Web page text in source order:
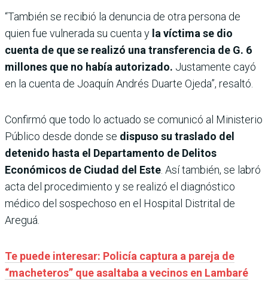
“También se recibió la denuncia de otra persona de
quien fue vulnerada su cuenta y la víctima se dio
cuenta de que se realizó una transferencia de G. 6
millones que no había autorizado. Justamente cayó
en la cuenta de Joaquín Andrés Duarte Ojeda”, resaltó.
Confirmó que todo lo actuado se comunicó al Ministerio
Público desde donde se dispuso su traslado del
detenido hasta el Departamento de Delitos
Económicos de Ciudad del Este . Así también, se labró
acta del procedimiento y se realizó el diagnóstico
médico del sospechoso en el Hospital Distrital de
Areguá.
Te puede interesar: Policía captura a pareja de
“macheteros” que asaltaba a vecinos en Lambaré